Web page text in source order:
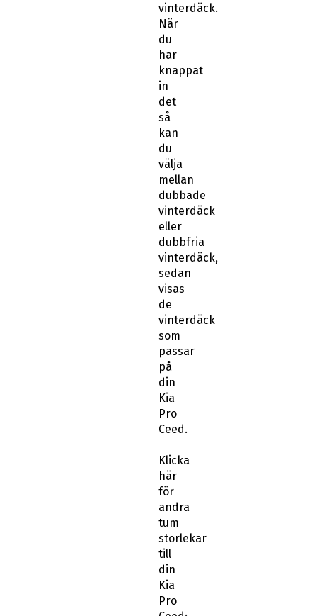
vinterdäck.
När
du
har
knappat
in
det
så
kan
du
välja
mellan
dubbade
vinterdäck
eller
dubbfria
vinterdäck,
sedan
visas
de
vinterdäck
som
passar
på
din
Kia
Pro
Ceed.
Klicka
här
för
andra
tum
storlekar
till
din
Kia
Pro